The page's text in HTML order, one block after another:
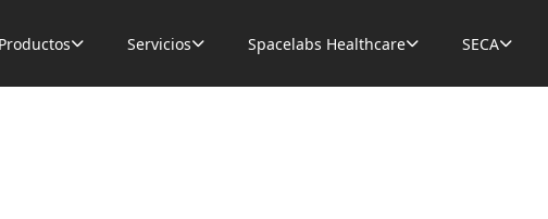
Productos Servicios Spacelabs Healthcare SECA